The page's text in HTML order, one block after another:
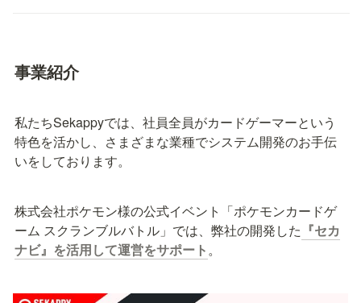
事業紹介
私たちSekappyでは、社員全員がカードゲーマーという
特色を活かし、さまざまな業種でシステム開発のお手伝
いをしております。
株式会社ポケモン様の公式イベント「ポケモンカードゲ
ーム スクランブルバトル」では、弊社の開発した 『セカ
ナビ』を活用して運営をサポート。